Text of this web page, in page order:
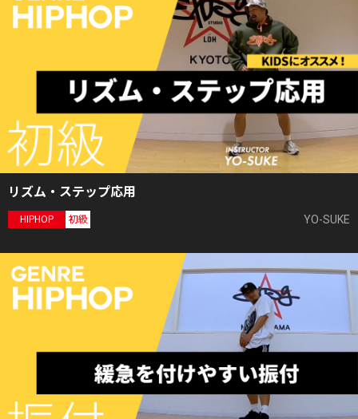
リズム・ステップ応用
HIPHOP 初級 YO-SUKE